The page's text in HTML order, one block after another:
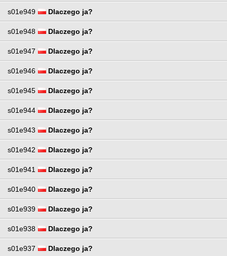
s01e949 Dlaczego ja?
s01e948 Dlaczego ja?
s01e947 Dlaczego ja?
s01e946 Dlaczego ja?
s01e945 Dlaczego ja?
s01e944 Dlaczego ja?
s01e943 Dlaczego ja?
s01e942 Dlaczego ja?
s01e941 Dlaczego ja?
s01e940 Dlaczego ja?
s01e939 Dlaczego ja?
s01e938 Dlaczego ja?
s01e937 Dlaczego ja?